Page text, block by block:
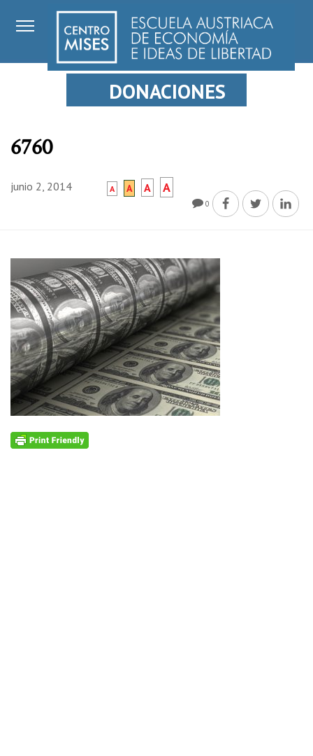
DONACIONES
6760
junio 2, 2014 A A A A
0